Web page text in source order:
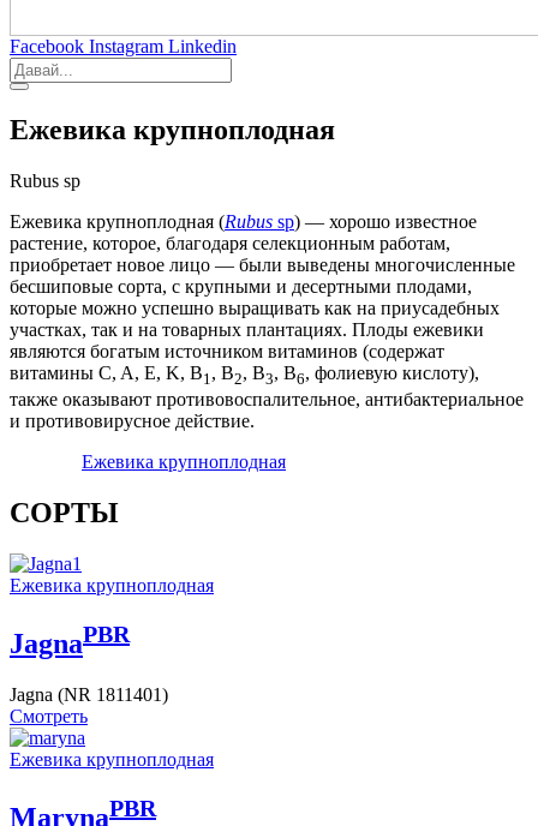
Facebook Instagram Linkedin
Eжевика крупноплодная
Rubus sp
Ежевика крупноплодная (Rubus sp) — хорошо известное
растение, которое, благодаря селекционным работам,
приобретает новое лицо — были выведены многочисленные
бесшиповые сорта, с крупными и десертными плодами,
которые можно успешно выращивать как на приусадебных
участках, так и на товарных плантациях. Плоды ежевики
являются богатым источником витаминов (содержат
витамины C, A, E, K, B1, B2, B3, B6, фолиевую кислоту),
также оказывают противовоспалительное, антибактериальное
и противовирусное действие.
Ежевикa крупноплодная
СОРТЫ
Eжевика крупноплодная
JagnaPBR
Jagna (NR 1811401)
Смотреть
Eжевика крупноплодная
MarynaPBR